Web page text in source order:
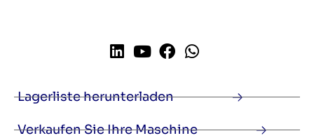
Lagerliste herunterladen
Verkaufen Sie Ihre Maschine